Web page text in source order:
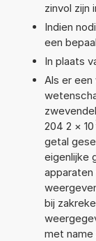
zinvol zijn
Indien
een
In plaats
Als er
204 2 × 10
getal
eigenlijke
bij
met name